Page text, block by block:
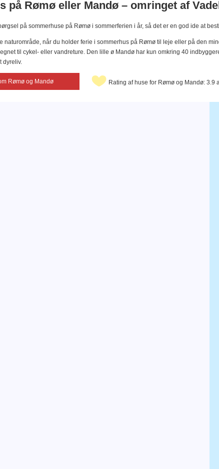
på Rømø eller Mandø – omringet af
på sommerhuse på Rømø i sommerferien i år, så det er en god ide at
naturområde, når du holder ferie i sommerhus på Rømø til leje eller på den
til cykel- eller vandreture. Den lille ø Mandø har kun omkring 40
dyreliv.
Rømø og Mandø Rating af huse for Rømø og Mandø: 3.9